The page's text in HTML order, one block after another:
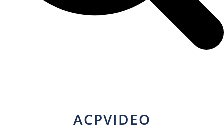
ACPVIDEO